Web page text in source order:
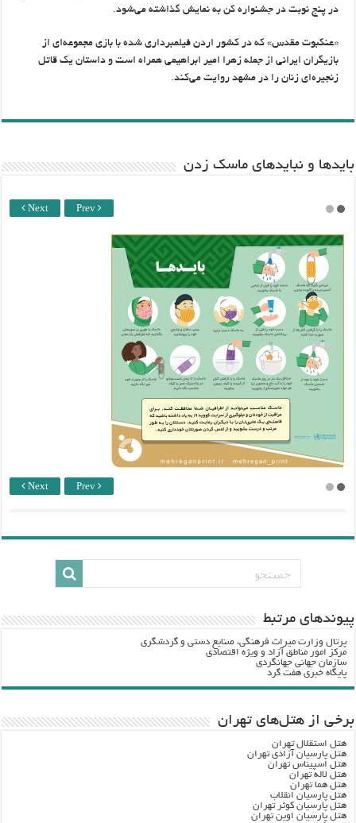
در پنج نوبت در جشنواره کن به نمایش گذاشته می‌شود.
«عنکبوت مقدس» که در کشور اردن فیلمبرداری شده با بازی مجموعه‌ای از
بازیگران ایرانی از جمله زهرا امیر ابراهیمی همراه است و داستان یک قاتل
زنجیره‌ای زنان را در مشهد روایت می‌کند.
باید‌ها و نبایدهای ماسک زدن
Next Prev
Next Prev
پيوندهاي مرتبط
پرتال وزارت ميراث فرهنگي، صنایع دستی و گردشگري
مرکز امور مناطق آزاد و ویژه اقتصادی
سازمان جهانی جهانگردی
پایگاه خبری هفت گرد
برخی از هتل‌های تهران
هتل استقلال تهران
هتل پارسیان آزادی تهران
هتل اسپیناس تهران
هتل لاله تهران
هتل هما تهران
هتل پارسیان انقلاب
هتل پارسیان کوثر تهران
هتل پارسیان اوین تهران